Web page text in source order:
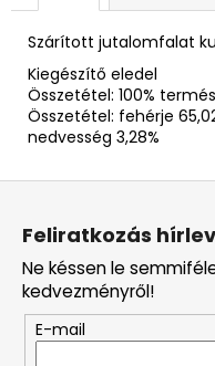
Szárított jutalomfalat
Kiegészítő eledel
Összetétel: 100%
Összetétel: fehérje
nedvesség 3,28%
L
Feliratkozás
Ne késsen le
kedvezményről!
E-mail